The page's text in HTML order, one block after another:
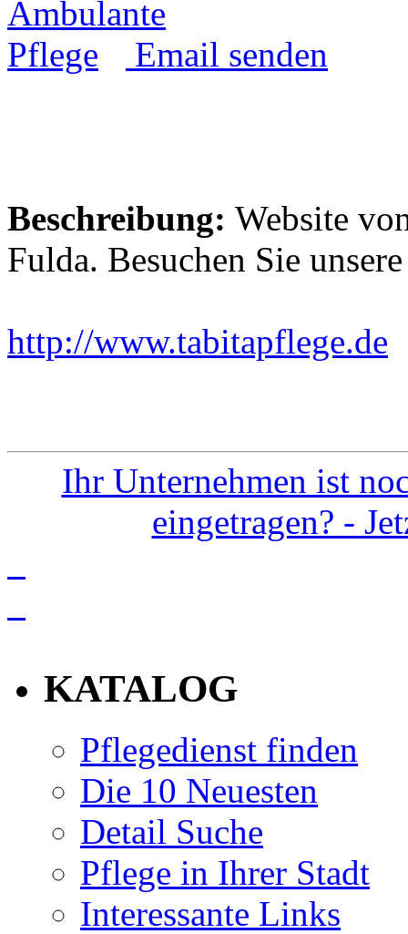
Email senden
Beschreibung: Website
Fulda. Besuchen Sie
http://www.tabitapflege.de
Ihr Unternehmen ist
eingetragen? -
KATALOG
Pflegedienst finden
Die 10 Neuesten
Detail Suche
Pflege in Ihrer Stadt
Interessante Links